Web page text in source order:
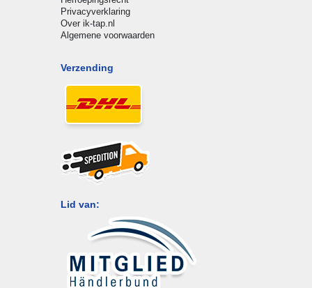
Privacyverklaring
Over ik-tap.nl
Algemene voorwaarden
Verzending
Lid van: